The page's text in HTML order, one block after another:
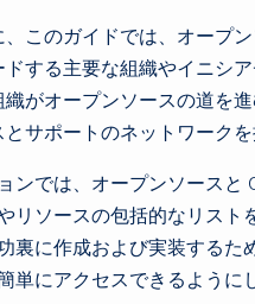
、このガイドでは、オープ
ドする主要な組織やイニシ
織がオープンソースの道を
とサポートのネットワークを
ンでは、オープンソースと
リソースの包括的なリスト
裏に作成および実装するた
単にアクセスできるように